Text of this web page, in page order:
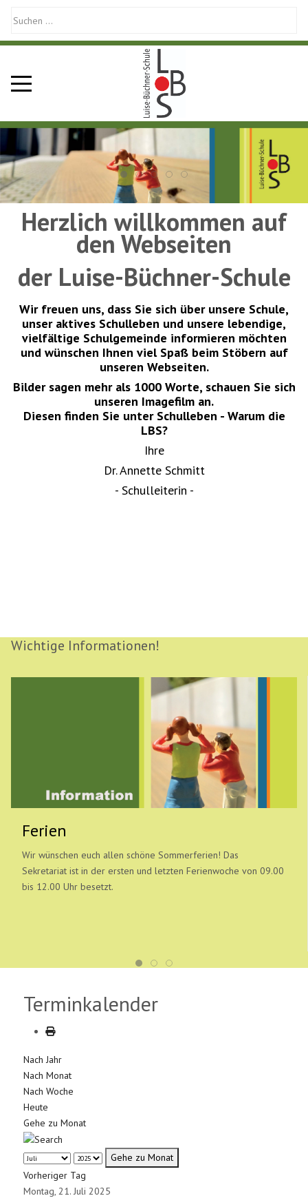
Mobile Menu Toggle
Herzlich willkommen auf
den Webseiten
der Luise-Büchner-Schule
Wir freuen uns, dass Sie sich über unsere Schule,
unser aktives Schulleben und unsere lebendige,
vielfältige Schulgemeinde informieren möchten
und wünschen Ihnen viel Spaß beim Stöbern auf
unseren Webseiten.
Bilder sagen mehr als 1000 Worte, schauen Sie sich
unseren Imagefilm an.
Diesen finden Sie unter Schulleben - Warum die
LBS?
Ihre
Dr. Annette Schmitt
- Schulleiterin -
Wichtige Informationen!
Ferien
Wir wünschen euch allen schöne Sommerferien! Das
Sekretariat ist in der ersten und letzten Ferienwoche von 09.00
bis 12.00 Uhr besetzt.
Terminkalender
Nach Jahr
Nach Monat
Nach Woche
Heute
Gehe zu Monat
Gehe zu Monat
Vorheriger Tag
Montag, 21. Juli 2025